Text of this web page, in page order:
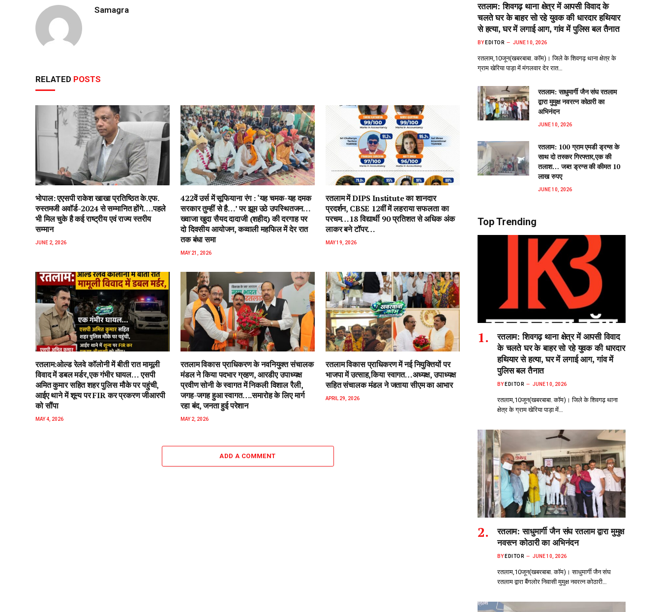
Samagra
RELATED POSTS
भोपाल: एएसपी राकेश‌ खाखा प्रतिष्ठित के.एफ.
रुस्तमजी अवॉर्ड-2024 से सम्मानित होंगे….पहले
भी मिल चुके है कई राष्ट्रीय एवं राज्य स्तरीय
सम्मान
JUNE 2, 2026
422वें उर्स में सूफियाना रंग : ‘यह चमक-यह दमक
सरकार तुम्हीं से है…’ पर झूम उठे उपस्थितजन…
ख्वाजा खुदा सैयद दादाजी (शहीद) की दरगाह पर
दो दिवसीय आयोजन, कव्वाली महफिल में देर रात
तक बंधा समा
MAY 21, 2026
रतलाम में DIPS Institute का शानदार
प्रदर्शन, CBSE 12वीं में लहराया सफलता का
परचम…18 विद्यार्थी 90 प्रतिशत से अधिक अंक
लाकर बने टॉपर…
MAY 19, 2026
रतलाम:ओल्ड रेलवे कॉलोनी में बीती रात मामूली
विवाद में डबल मर्डर,एक गंभीर घायल… एसपी
अमित कुमार सहित शहर पुलिस मौके पर पहुंची,
आईए थाने में शून्य पर FIR कर प्रकरण जीआरपी
को सौंपा
MAY 4, 2026
रतलाम विकास प्राधिकरण के नवनियुक्त संचालक
मंडल ने किया पदभार ग्रहण, आरडीए उपाध्यक्ष
प्रवीण सोनी के स्वागत में निकली विशाल रैली,
जगह-जगह हुआ स्वागत….समारोह के लिए मार्ग
रहा बंद, जनता हुई परेशान
MAY 2, 2026
रतलाम विकास प्राधिकरण में नई नियुक्तियों पर
भाजपा में उत्साह,किया स्वागत…अध्यक्ष, उपाध्यक्ष
सहित संचालक मंडल ने जताया सीएम का आभार
APRIL 29, 2026
ADD A COMMENT
रतलाम: शिवगढ़ थाना क्षेत्र में आपसी विवाद के
चलते घर के बाहर सो‌ रहे युवक की धारदार हथियार
से हत्या, घर में लगाई आग, गांव में पुलिस बल तैनात
BY EDITOR JUNE 10, 2026
रतलाम,10जून(खबरबाबा. कॉम)। जिले के शिवगढ़ थाना क्षेत्र के
ग्राम खेरिया पाड़ा में मंगलवार देर रात…
रतलाम: साधुमार्गी जैन संघ रतलाम
द्वारा मुमुक्ष नवरत्न कोठारी का
अभिनंदन
JUNE 10, 2026
रतलाम: 100 ग्राम एमडी ड्रग्स के
साथ दो तस्कर गिरफ्तार,एक की
तलाश… जब्त ड्रग्स की कीमत 10
लाख रुपए
JUNE 10, 2026
Top Trending
रतलाम: शिवगढ़ थाना क्षेत्र में आपसी विवाद
के चलते घर के बाहर सो‌ रहे युवक की धारदार
हथियार से हत्या, घर में लगाई आग, गांव में
पुलिस बल तैनात
BY EDITOR JUNE 10, 2026
रतलाम,10जून(खबरबाबा. कॉम)। जिले के शिवगढ़ थाना
क्षेत्र के ग्राम खेरिया पाड़ा में…
रतलाम: साधुमार्गी जैन संघ रतलाम द्वारा मुमुक्ष
नवरत्न कोठारी का अभिनंदन
BY EDITOR JUNE 10, 2026
रतलाम,10जून(खबरबाबा. कॉम)। साधुमार्गी जैन संघ
रतलाम द्वारा बैंगलोर निवासी मुमुक्ष नवरत्न कोठारी…